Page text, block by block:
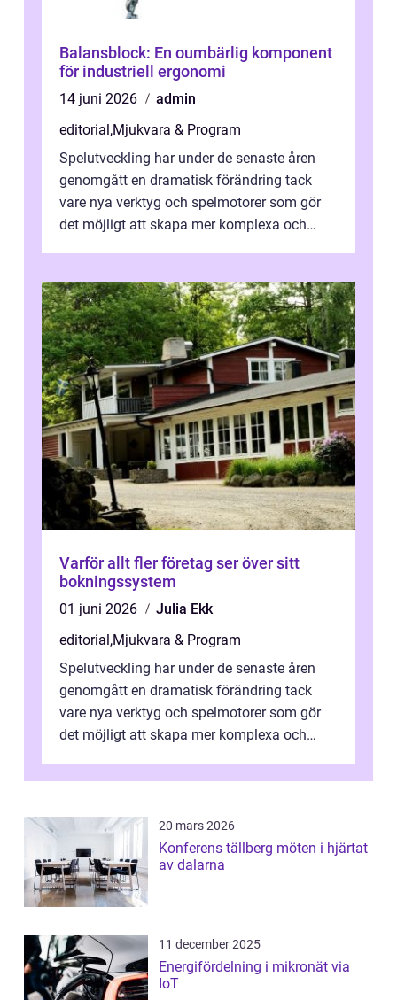
Balansblock: En oumbärlig komponent
för industriell ergonomi
14 juni 2026
admin
editorial,Mjukvara & Program
Spelutveckling har under de senaste åren
genomgått en dramatisk förändring tack
vare nya verktyg och spelmotorer som gör
det möjligt att skapa mer komplexa och
Varför allt fler företag ser över sitt
bokningssystem
01 juni 2026
Julia Ekk
editorial,Mjukvara & Program
Spelutveckling har under de senaste åren
genomgått en dramatisk förändring tack
vare nya verktyg och spelmotorer som gör
det möjligt att skapa mer komplexa och
20 mars 2026
Konferens tällberg möten i hjärtat
av dalarna
11 december 2025
Energifördelning i mikronät via
IoT